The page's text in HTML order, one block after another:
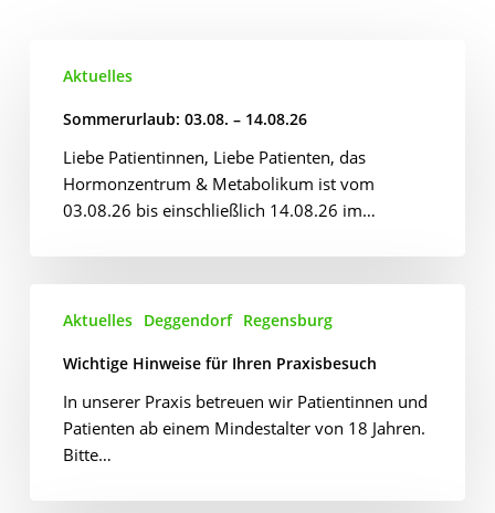
03.08.
14.08.26
Aktuelles
Sommerurlaub: 03.08. – 14.08.26
Liebe Patientinnen, Liebe Patienten, das
Hormonzentrum & Metabolikum ist vom
03.08.26 bis einschließlich 14.08.26 im…
Hinweise
Ihren
Praxisbesuch
Aktuelles Deggendorf Regensburg
Wichtige Hinweise für Ihren Praxisbesuch
In unserer Praxis betreuen wir Patientinnen und
Patienten ab einem Mindestalter von 18 Jahren.
Bitte…